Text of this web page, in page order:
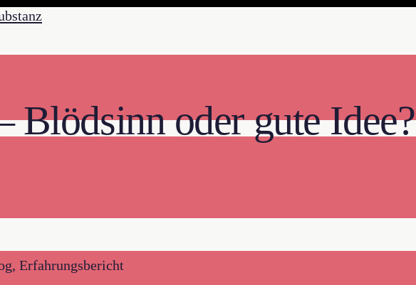
Blödsinn oder gute Idee?
Erfahrungsbericht